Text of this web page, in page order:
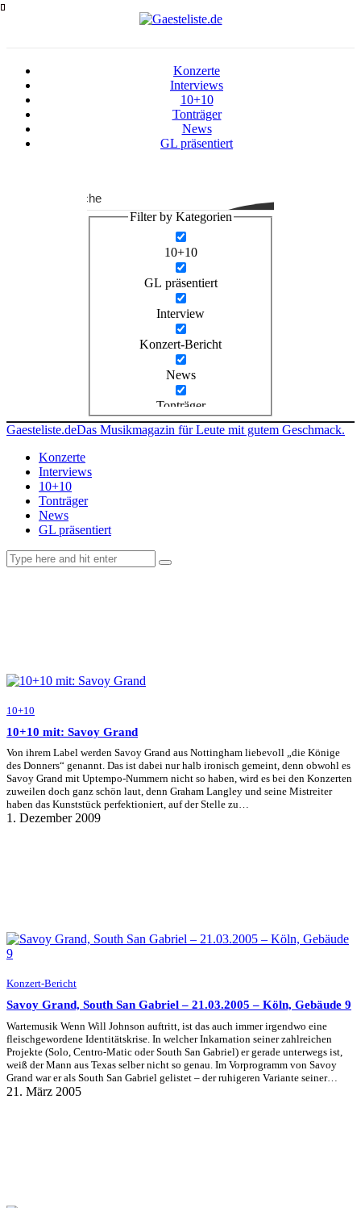
Konzerte
Interviews
10+10
Tonträger
News
GL präsentiert
Suche
Filter by Kategorien
10+10
GL präsentiert
Interview
Konzert-Bericht
News
Tonträger
Gaesteliste.deDas Musikmagazin für Leute mit gutem Geschmack.
Konzerte
Interviews
10+10
Tonträger
News
GL präsentiert
10+10
10+10 mit: Savoy Grand
Von ihrem Label werden Savoy Grand aus Nottingham liebevoll „die Könige
des Donners“ genannt. Das ist dabei nur halb ironisch gemeint, denn obwohl es
Savoy Grand mit Uptempo-Nummern nicht so haben, wird es bei den Konzerten
zuweilen doch ganz schön laut, denn Graham Langley und seine Mistreiter
haben das Kunststück perfektioniert, auf der Stelle zu…
1. Dezember 2009
Konzert-Bericht
Savoy Grand, South San Gabriel – 21.03.2005 – Köln, Gebäude 9
Wartemusik Wenn Will Johnson auftritt, ist das auch immer irgendwo eine
fleischgewordene Identitätskrise. In welcher Inkarnation seiner zahlreichen
Projekte (Solo, Centro-Matic oder South San Gabriel) er gerade unterwegs ist,
weiß der Mann aus Texas selber nicht so genau. Im Vorprogramm von Savoy
Grand war er als South San Gabriel gelistet – der ruhigeren Variante seiner…
21. März 2005